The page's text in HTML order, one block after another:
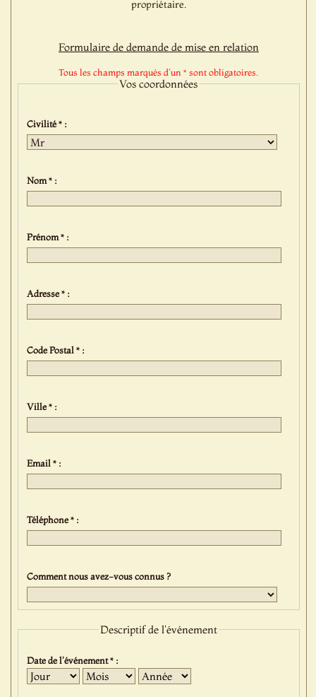
propriétaire.
Formulaire de demande de mise en relation
Tous les champs marqués d'un * sont obligatoires.
Vos coordonnées
Civilité * :
Nom * :
Prénom * :
Adresse * :
Code Postal * :
Ville * :
Email * :
Téléphone * :
Comment nous avez-vous connus ?
Descriptif de l'événement
Date de l'événement * :
Jour Mois Année